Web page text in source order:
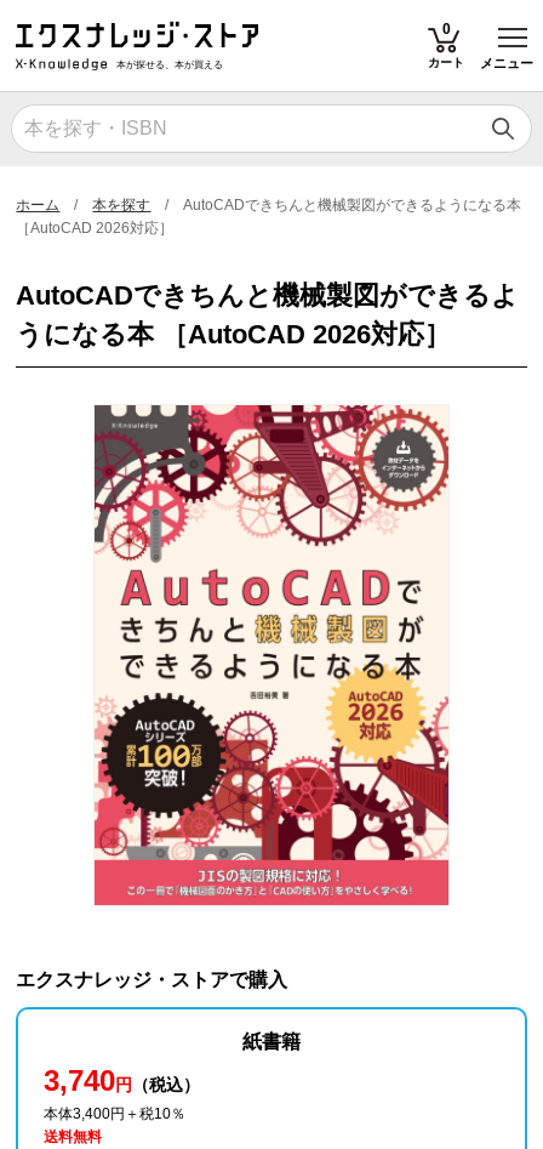
本が探せる、本が買える
0
カート メニュー
ホーム 本を探す
AutoCADできちんと機械製図ができるようになる本
［AutoCAD 2026対応］
AutoCADできちんと機械製図ができるよ
うになる本 ［AutoCAD 2026対応］
エクスナレッジ・ストアで購入
紙書籍
3,740円 （税込）
本体3,400円＋税10％
送料無料